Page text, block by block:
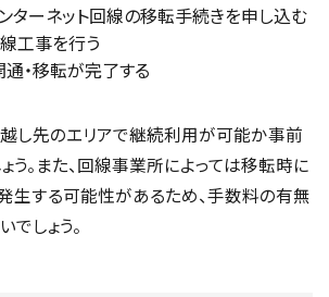
ターネット回線の移転手続きを申し込む
工事を行う
通・移転が完了する
し先のエリアで継続利用が可能か事前
う。また、回線事業所によっては移転時に
生する可能性があるため、手数料の有無
でしょう。